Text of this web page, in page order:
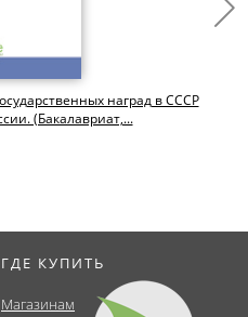
наград в СССР
(Бакалавриат,...
ГДЕ КУПИТЬ
Магазинам